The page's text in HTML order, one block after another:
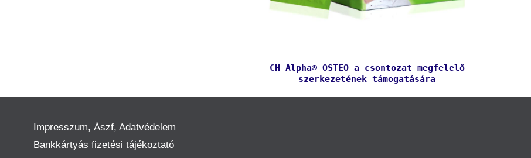
CH Alpha® OSTEO a csontozat megfelelő
szerkezetének támogatására
Impresszum, Ászf, Adatvédelem
Bankkártyás fizetési tájékoztató